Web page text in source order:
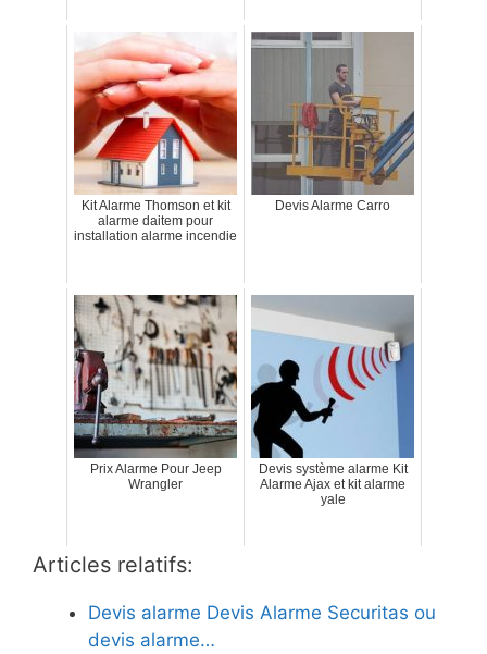
Kit Alarme Thomson et kit
alarme daitem pour
installation alarme incendie
Devis Alarme Carro
Prix Alarme Pour Jeep
Wrangler
Devis système alarme Kit
Alarme Ajax et kit alarme
yale
Articles relatifs:
Devis alarme Devis Alarme Securitas ou
devis alarme…